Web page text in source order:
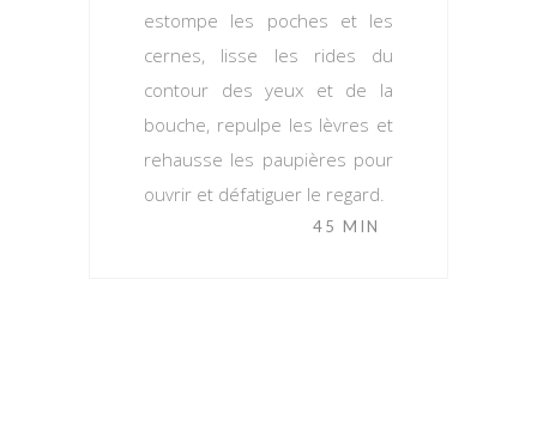
estompe les poches et les
cernes, lisse les rides du
contour des yeux et de la
bouche, repulpe les lèvres et
rehausse les paupières pour
ouvrir et défatiguer le regard.
45 MIN